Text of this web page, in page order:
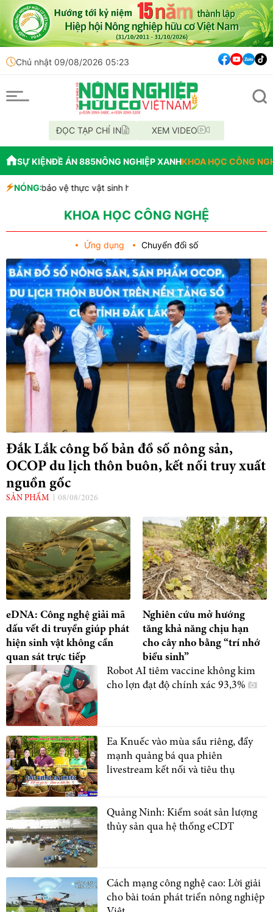
Chủ nhật 09/08/2026 05:23
ĐỌC TẠP CHÍ IN XEM VIDEO
SỰ KIỆNĐỀ ÁN 885NÔNG NGHIỆP XANHKHOA HỌC CÔNG
NÓNG:
bảo vệ thực vật sinh học vào hoạt động
xăng dầu kém chất lượng
KHOA HỌC CÔNG NGHỆ
Ứng dụng Chuyển đổi số
Đắk Lắk công bố bản đồ số nông sản,
OCOP du lịch thôn buôn, kết nối truy xuất
nguồn gốc
SẢN PHẨM 08/08/2026
eDNA: Công nghệ giải mã
dấu vết di truyền giúp phát
hiện sinh vật không cần
quan sát trực tiếp
Nghiên cứu mở hướng
tăng khả năng chịu hạn
cho cây nho bằng “trí nhớ
biểu sinh”
Robot AI tiêm vaccine không kim
cho lợn đạt độ chính xác 93,3%
Ea Knuếc vào mùa sầu riêng, đẩy
mạnh quảng bá qua phiên
livestream kết nối và tiêu thụ
Quảng Ninh: Kiểm soát sản lượng
thủy sản qua hệ thống eCDT
Cách mạng công nghệ cao: Lời giải
cho bài toán phát triển nông nghiệp